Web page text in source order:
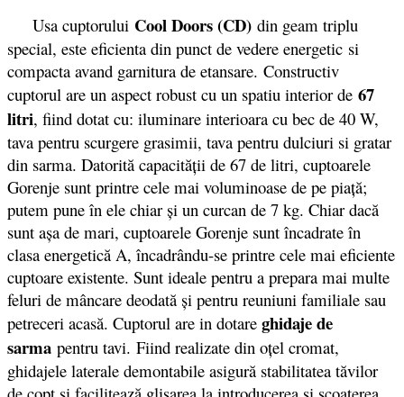
Usa cuptorului Cool Doors (CD) din geam triplu
special, este eficienta din punct de vedere energetic si
compacta avand garnitura de etansare. Constructiv
cuptorul are un aspect robust cu un spatiu interior de 67
litri, fiind dotat cu: iluminare interioara cu bec de 40 W,
tava pentru scurgere grasimii, tava pentru dulciuri si gratar
din sarma. Datorită capacității de 67 de litri, cuptoarele
Gorenje sunt printre cele mai voluminoase de pe piață;
putem pune în ele chiar și un curcan de 7 kg. Chiar dacă
sunt așa de mari, cuptoarele Gorenje sunt încadrate în
clasa energetică A, încadrându-se printre cele mai eficiente
cuptoare existente. Sunt ideale pentru a prepara mai multe
feluri de mâncare deodată și pentru reuniuni familiale sau
petreceri acasă. Cuptorul are in dotare ghidaje de
sarma pentru tavi. Fiind realizate din oţel cromat,
ghidajele laterale demontabile asigură stabilitatea tăvilor